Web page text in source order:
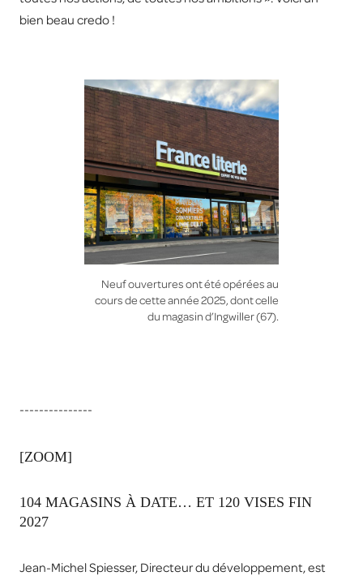
bien beau credo !
Neuf ouvertures ont été opérées au
cours de cette année 2025, dont celle
du magasin d’Ingwiller (67).
---------------
[ZOOM]
104 MAGASINS À DATE… ET 120 VISES FIN
2027
Jean-Michel Spiesser, Directeur du développement, est